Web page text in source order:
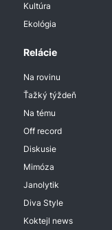
Kultúra
Ekológia
Relácie
Na rovinu
Ťažký týždeň
Na tému
Off record
Diskusie
Mimóza
Janolytik
Diva Style
Koktejl news